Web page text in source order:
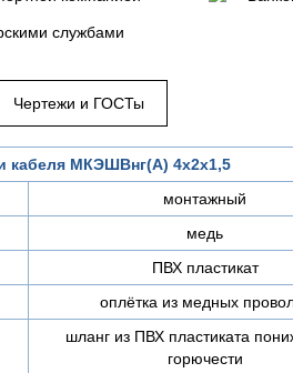
службами
Чертежи и ГОСТы
кабеля МКЭШВнг(А) 4х2х1,5
монтажный
медь
ПВХ пластикат
оплётка из медных
шланг из ПВХ пластиката
горючести